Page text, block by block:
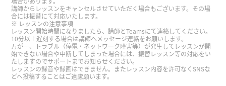
性 )
ありがとうございます 語彙力つけまっす( 50代 男
性 )
好久不见、今天聊得很开心、谢谢老师。期待下次
講師からレッスンをキャンセルさせていただく場合もございます。その場
合には振替にて対応いたします。
レッスンの注意事項
レッスン開始時間になりましたら、講師とTeamsにて連絡してください。
10分以上遅刻する場合は講師へメッセージ連絡をお願いします。
万が一、トラブル（停電・ネットワーク障害等）が発生してレッスンが開
始できない場合や中断してしまった場合には、振替レッスン等の対応をい
たしますのでサポートまでお知らせください。
レッスンの録音や録画はできません。またレッスン内容を許可なくSNSな
どへ投稿することはご遠慮願います。